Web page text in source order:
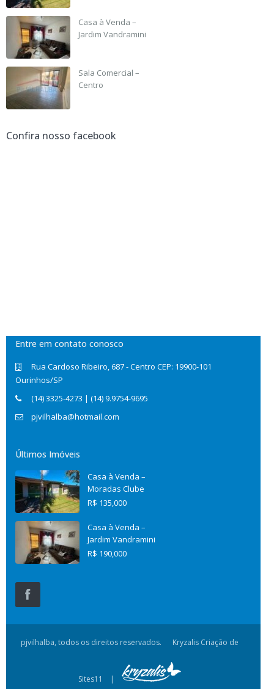
Casa à Venda –
Jardim Vandramini
Sala Comercial –
Centro
Confira nosso facebook
Entre em contato conosco
Rua Cardoso Ribeiro, 687 - Centro CEP: 19900-101
Ourinhos/SP
(14) 3325-4273 | (14) 9.9754-9695
pjvilhalba@hotmail.com
Últimos Imóveis
Casa à Venda –
Moradas Clube
R$ 135,000
Casa à Venda –
Jardim Vandramini
R$ 190,000
pjvilhalba, todos os direitos reservados. Kryzalis Criação de
Sites11 |